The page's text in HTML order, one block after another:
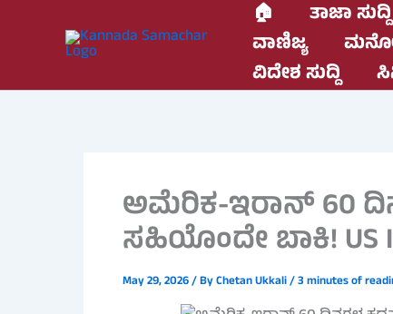
🏠 ತಾಜಾ ಸುದ್ದಿ
ವಾಣಿಜ್ಯ
ವಿದೇಶ ಸುದ್ದಿ
ಅಮೆರಿಕ-ಇರಾನ್ 60
ಸಹಿಯೊಂದೇ ಬಾಕಿ! US
May 29, 2026/ ByChetan Ukkali/3 minutes of